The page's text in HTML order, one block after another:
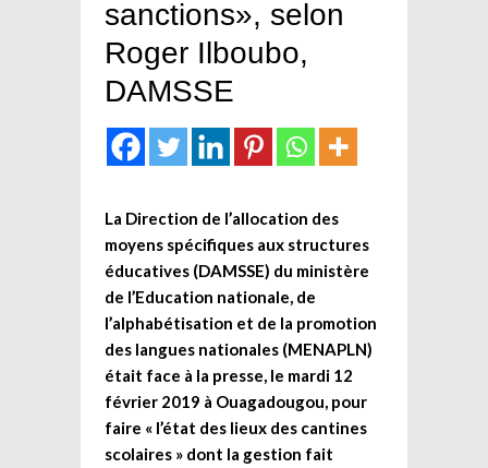
sanctions», selon
Roger Ilboubo,
DAMSSE
La Direction de l’allocation des
moyens spécifiques aux structures
éducatives (DAMSSE) du ministère
de l’Education nationale, de
l’alphabétisation et de la promotion
des langues nationales (MENAPLN)
était face à la presse, le mardi 12
février 2019 à Ouagadougou, pour
faire « l’état des lieux des cantines
scolaires » dont la gestion fait